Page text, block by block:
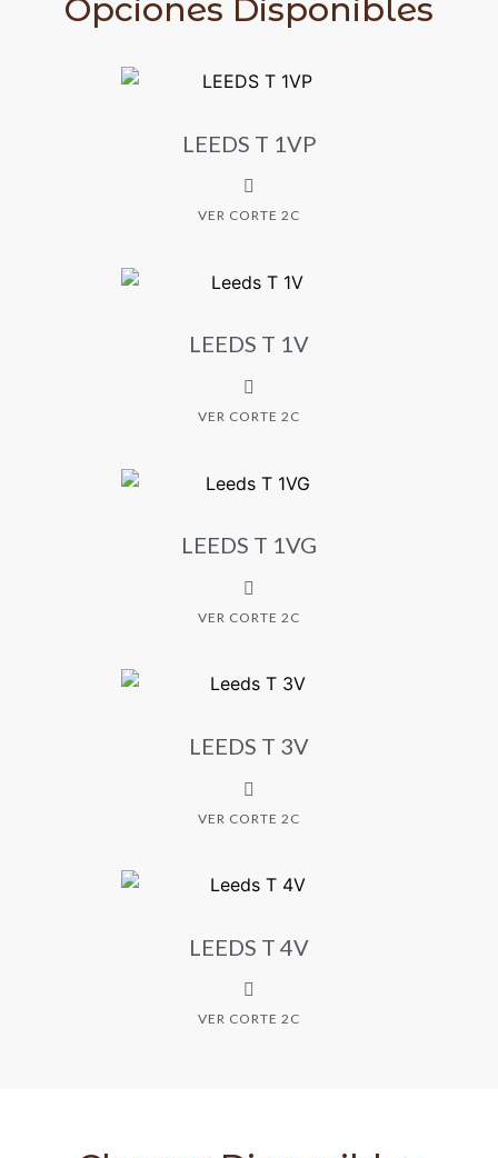
Opciones Disponibles
LEEDS T 1VP
VER CORTE 2C
LEEDS T 1V
VER CORTE 2C
LEEDS T 1VG
VER CORTE 2C
LEEDS T 3V
VER CORTE 2C
LEEDS T 4V
VER CORTE 2C